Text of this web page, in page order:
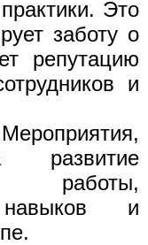
Это
заботу о
репутацию
и
развитие
навыков и